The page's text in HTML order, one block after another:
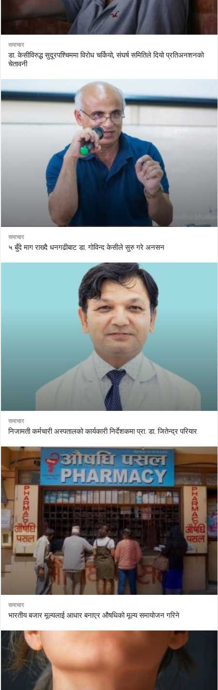
समाचार
डा. केसीविरुद्ध सुदूरपश्चिममा विरोध चर्कियो, संघर्ष समितिले दियो प्रतिअनशनको
चेतावनी
समाचार
५ बुँदे माग राख्दै धनगढीबाट डा. गोविन्द केसीले सुरु गरे अनसन
समाचार
निजामती कर्मचारी अस्पतालको कार्यकारी निर्देशकमा प्रा. डा. जितेन्द्र परियार
समाचार
भारतीय बजार मूल्यलाई आधार बनाएर औषधिको मूल्य समायोजन गरिने